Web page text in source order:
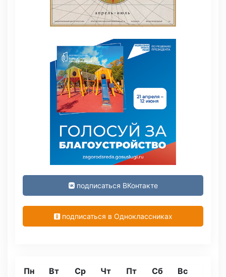
подписаться ВКонтакте
подписаться в Одноклассниках
Пн Вт Ср Чт Пт Сб Вс